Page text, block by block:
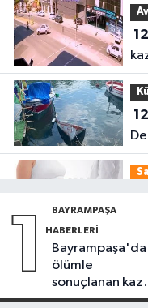
1 BAYRAMPAŞA
HABERLERI
Bayrampaşa'da
ölümle
sonuçlanan
Sürücü